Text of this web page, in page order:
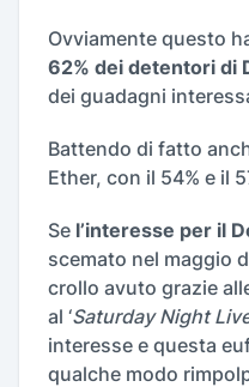
Ovviamente questo
62% dei detentori di
dei guadagni
Battendo di fatto
Ether, con il 54% e il
Se l’interesse per il
scemato nel maggio
crollo avuto grazie
al ‘Saturday Night
interesse e questa
qualche modo